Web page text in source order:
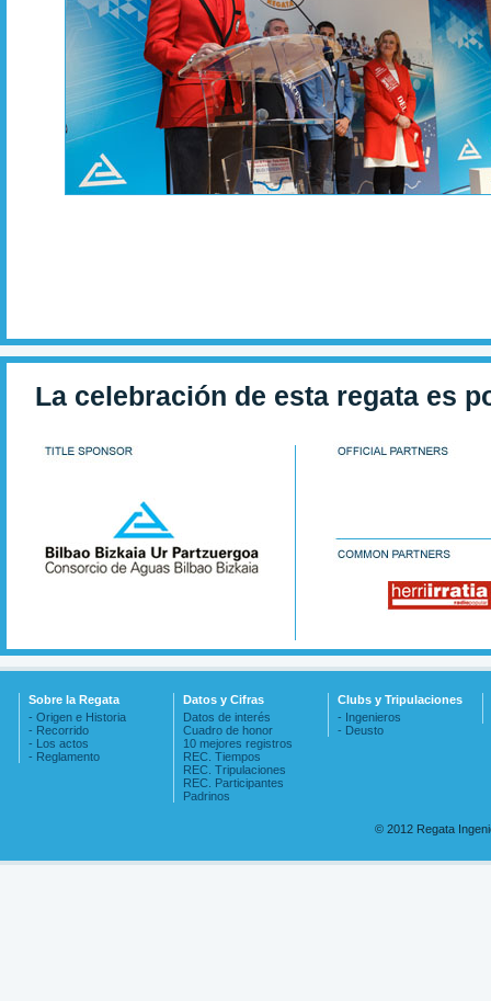
La celebración de esta regata es
Sobre la Regata
- Origen e Historia
- Recorrido
- Los actos
- Reglamento
Datos y Cifras
Datos de interés
Cuadro de honor
10 mejores registros
REC. Tiempos
REC. Tripulaciones
REC. Participantes
Padrinos
Clubs y Tripulaciones
- Ingenieros
- Deusto
© 2012 Regata